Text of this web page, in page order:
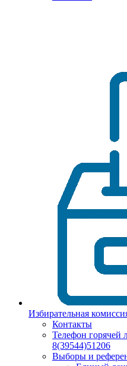
Избирательная
Контакты
Телефон горячей
8(39544)51206
Выборы и